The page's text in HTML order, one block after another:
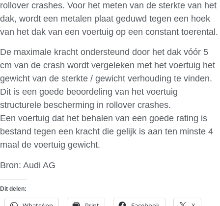
rollover crashes. Voor het meten van de sterkte van het
dak, wordt een metalen plaat geduwd tegen een hoek
van het dak van een voertuig op een constant toerental.
De maximale kracht ondersteund door het dak vóór 5
cm van de crash wordt vergeleken met het voertuig het
gewicht van de sterkte / gewicht verhouding te vinden.
Dit is een goede beoordeling van het voertuig
structurele bescherming in rollover crashes.
Een voertuig dat het behalen van een goede rating is
bestand tegen een kracht die gelijk is aan ten minste 4
maal de voertuig gewicht.
Bron: Audi AG
Dit delen: